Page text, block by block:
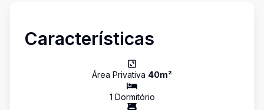
Características
Área Privativa 40m²
1 Dormitório